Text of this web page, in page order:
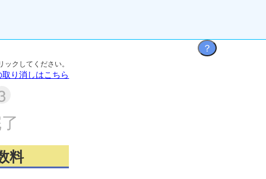
クしてください。
り消しはこちら
料